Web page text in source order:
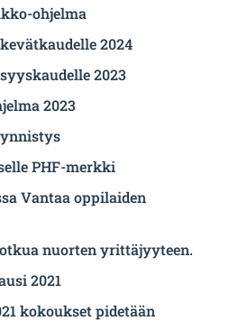
ohjelma
2024
2023
2023
PHF-merkki
Vantaa oppilaiden
nuorten yrittäjyyteen.
2021
kokoukset pidetään